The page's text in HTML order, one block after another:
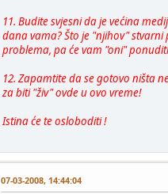
11. Budite svjesni da je većina
dana vama? Što je "njihov"
problema, pa će vam "oni"
12. Zapamtite da se gotovo ništa
za biti "živ" ovde u ovo vreme!
Istina će te osloboditi !
07-03-2008, 14:44:04